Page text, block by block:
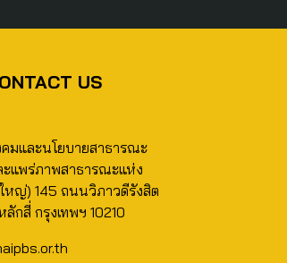
US
มและนโยบายสาธารณะ
ะแพร่ภาพสาธารณะแห่ง
หญ่) 145 ถนนวิภาวดีรังสิต
ลักสี่ กรุงเทพฯ 10210